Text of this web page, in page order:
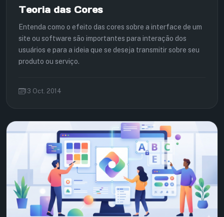
Teoria das Cores
Entenda como o efeito das cores sobre a interface de um
site ou software são importantes para interação dos
usuários e para a ideia que se deseja transmitir sobre seu
produto ou serviço.
13 Oct. 2014